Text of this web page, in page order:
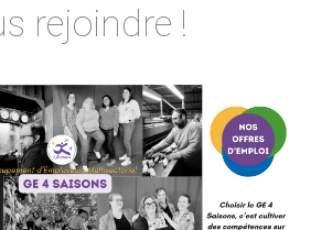
rejoindre !